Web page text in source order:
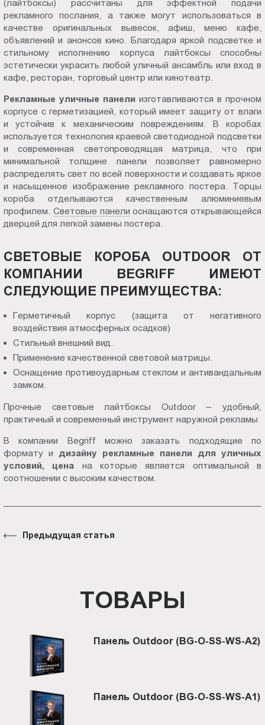
(лайтбоксы) рассчитаны для эффектной подачи
рекламного послания, а также могут использоваться в
качестве оригинальных вывесок, афиш, меню кафе,
объявлений и анонсов кино. Благодаря яркой подсветке и
стильному исполнению корпуса лайтбоксы способны
эстетически украсить любой уличный ансамбль или вход в
кафе, ресторан, торговый центр или кинотеатр.
Рекламные уличные панели изготавливаются в прочном
корпусе с герметизацией, который имеет защиту от влаги
и устойчив к механическим повреждениям. В коробах
используется технология краевой светодиодной подсветки
и современная светопроводящая матрица, что при
минимальной толщине панели позволяет равномерно
распределять свет по всей поверхности и создавать яркое
и насыщенное изображение рекламного постера. Торцы
короба отделываются качественным алюминиевым
профилем. Световые панели оснащаются открывающейся
дверцей для легкой замены постера.
СВЕТОВЫЕ КОРОБА OUTDOOR ОТ
КОМПАНИИ BEGRIFF ИМЕЮТ
СЛЕДУЮЩИЕ ПРЕИМУЩЕСТВА:
Герметичный корпус (защита от негативного
воздействия атмосферных осадков)
Стильный внешний вид.
Применение качественной световой матрицы.
Оснащение противоударным стеклом и антивандальным
замком.
Прочные световые лайтбоксы Outdoor – удобный,
практичный и современный инструмент наружной рекламы
В компании Begriff можно заказать подходящие по
формату и дизайну рекламные панели для уличных
условий, цена на которые является оптимальной в
соотношении с высоким качеством.
Предыдущая статья
ТОВАРЫ
Панель Outdoor (BG-O-SS-WS-A2)
Панель Outdoor (BG-O-SS-WS-A1)
Пт.:
9.00-
18.00
Сб.,
Вс.:
выходной